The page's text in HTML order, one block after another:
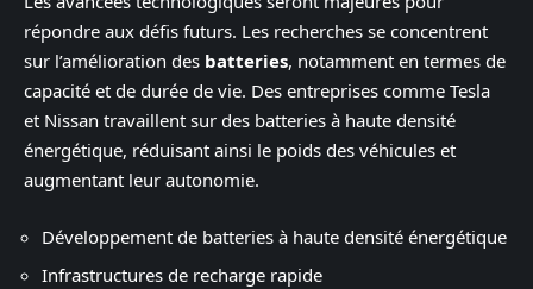
répondre aux défis futurs. Les recherches se concentrent
sur l’amélioration des batteries, notamment en termes de
capacité et de durée de vie. Des entreprises comme Tesla
et Nissan travaillent sur des batteries à haute densité
énergétique, réduisant ainsi le poids des véhicules et
augmentant leur autonomie.
Développement de batteries à haute densité énergétique
Infrastructures de recharge rapide